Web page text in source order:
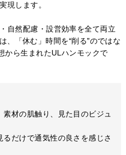
現します。
自然配慮・設営効率を全て両立
、「休む」時間を“削る”のではな
から生まれたULハンモックで
材の肌触り、見た目のビジュ
だけで通気性の良さを感じさ